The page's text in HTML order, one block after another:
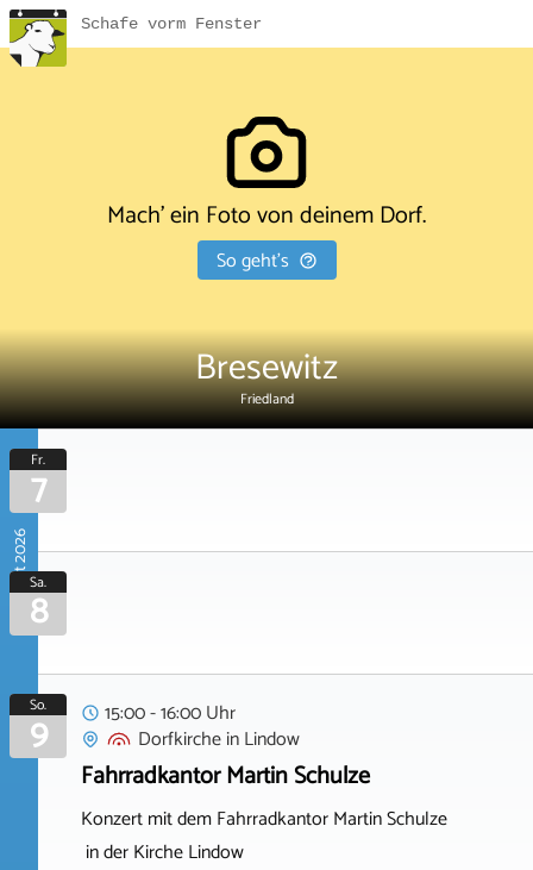
Schafe vorm Fenster
Mach' ein Foto von deinem Dorf.
So geht's
Bresewitz
Friedland
August 2026
Fr.
7
Sa.
8
So.
9
15:00 - 16:00 Uhr
DorfkircheinLindow
Fahrradkantor Martin Schulze
Konzert mit dem Fahrradkantor Martin Schulze
in der Kirche Lindow